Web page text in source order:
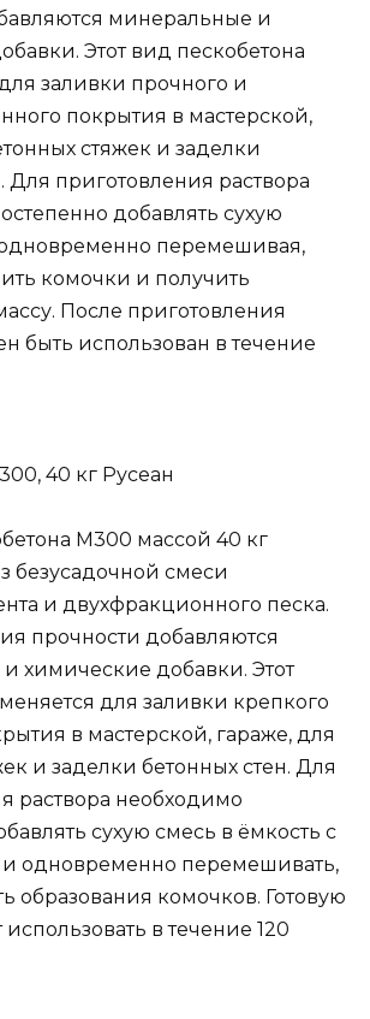
минеральные и
Этот вид пескобетона
заливки прочного и
покрытия в мастерской,
стяжек и заделки
Для приготовления раствора
добавлять сухую
перемешивая,
комочки и получить
После приготовления
быть использован в течение
40 кг Русеан
М300 массой 40 кг
безусадочной смеси
и двухфракционного песка.
прочности добавляются
химические добавки. Этот
для заливки крепкого
в мастерской, гараже, для
и заделки бетонных стен. Для
раствора необходимо
сухую смесь в ёмкость с
одновременно перемешивать,
образования комочков. Готовую
в течение 120